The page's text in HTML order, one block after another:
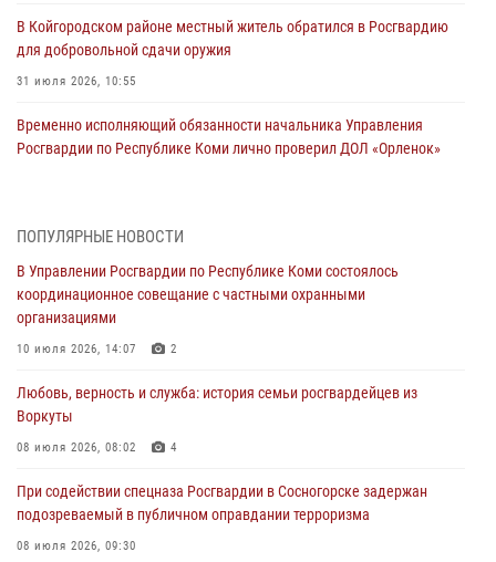
В Койгородском районе местный житель обратился в Росгвардию
для добровольной сдачи оружия
31 июля 2026, 10:55
Временно исполняющий обязанности начальника Управления
Росгвардии по Республике Коми лично проверил ДОЛ «Орленок»
В Санкт-Петербурге прошел окружной этап ежегодного
Всероссийского конкурса профессионального мастерства среди
сотрудников вневедомственной охраны Росгвардии
В Сыктывкаре росгвардейцы приняли участие в молебне в рамках
Дня Крещения Руси и Дня святого равноапостольного князя
28 июля 2026, 13:32 8
В Коми за неделю росгвардейцами выявлено более 10
ПОПУЛЯРНЫЕ НОВОСТИ
В Управлении Росгвардии по Республике Коми состоялось
координационное совещание с частными охранными
организациями
10 июля 2026, 14:07 2
Любовь, верность и служба: история семьи росгвардейцев из
Воркуты
08 июля 2026, 08:02 4
При содействии спецназа Росгвардии в Сосногорске задержан
подозреваемый в публичном оправдании терроризма
08 июля 2026, 09:30